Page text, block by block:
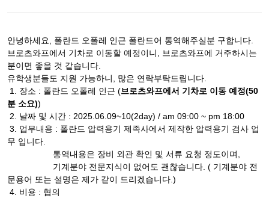
안녕하세요, 폴란드 오폴레 인근 폴란드어 통역해주실분 구합니다.
브로츠와프에서 기차로 이동할 예정이니, 브로츠와프에 거주하시는
분이면 좋을 것 같습니다.
유학생분들도 지원 가능하니, 많은 연락부탁드립니다.
1. 장소 : 폴란드 오폴레 인근 (브로츠와프에서 기차로 이동 예정(50
분 소요))
2. 날짜 및 시간 : 2025.06.09~10(2day) / am 09:00 ~ pm 18:00
3. 업무내용 : 폴란드 압력용기 제족사에서 제작한 압력용기 검사 업
무 입니다.
통역내용은 장비 외관 확인 및 서류 요청 정도이며,
기계분야 전문지식이 없어도 괜찮습니다. ( 기계분야 전
문용어 또는 설명은 제가 같이 드리겠습니다.)
4. 비용 : 협의